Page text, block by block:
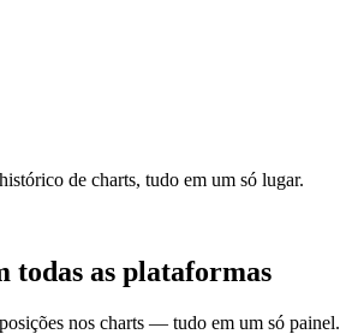
de charts, tudo em um só lugar.
todas as plataformas
nos charts — tudo em um só painel.